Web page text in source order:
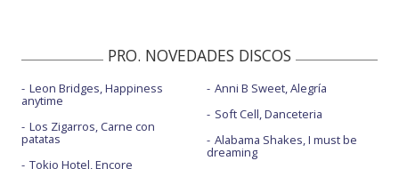
PRO. NOVEDADES DISCOS
Leon Bridges, Happiness
anytime
Los Zigarros, Carne con
patatas
Tokio Hotel, Encore
Anni B Sweet, Alegría
Soft Cell, Danceteria
Alabama Shakes, I must be
dreaming